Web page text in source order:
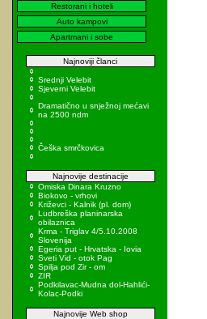
Restorani i hoteli
Auto kampovi
Apartmani i sobe
Najnoviji članci
Srednji Velebit
Sjeverni Velebit
Dramatično u snježnoj mećavi
na 2500 ndm
Češka smrčkovica
Najnovije destinacije
Omiska Dinara Kruzno
Biokovo - vrhovi
Križevci - Kalnik (pl. dom)
Ludbreška planinarska
obilaznica
Krma - Triglav 4/5.10.2008
Slovenija
Egeria put - Hrvatska - Iovia
Sveti Vid - otok Pag
Spilja pod Zir - om
ZIR
Podkilavac-Mudna dol-Hahlići-
Kolac-Podki
Najnovije Web shop